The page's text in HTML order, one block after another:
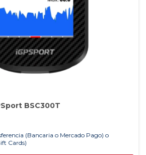
BSC300T
(Bancaria o Mercado Pago) o
Cards)